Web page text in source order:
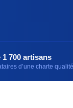
1 700 artisans
d’une charte qualité